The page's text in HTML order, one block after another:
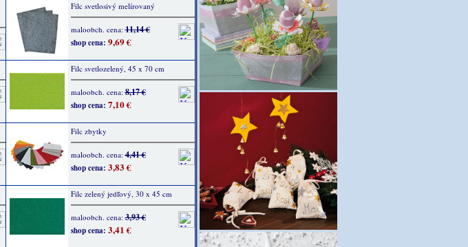
Filc svetlosivý melírovaný
maloobch. cena:11,14 €
shop cena: 9,69 €
Filc svetlozelený, 45 x 70 cm
maloobch. cena:8,17 €
shop cena: 7,10 €
Filc zbytky
maloobch. cena:4,41 €
shop cena: 3,83 €
Filc zelený jedľový, 30 x 45 cm
maloobch. cena:3,93 €
shop cena: 3,41 €